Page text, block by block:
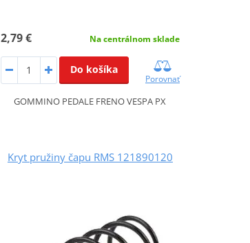
2,79 € Na centrálnom sklade
Do košíka
Porovnať
GOMMINO PEDALE FRENO VESPA PX
Kryt pružiny čapu RMS 121890120